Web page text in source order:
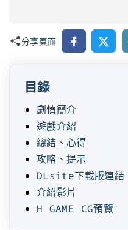
分享頁面 Facebook
X
目錄
劇情簡介
遊戲介紹
總結、心得
攻略、提示
DLsite下載版連結
介紹影片
H GAME CG預覽